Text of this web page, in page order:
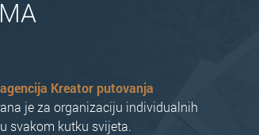
Kreator putovanja
je za organizaciju individualnih
svakom kutku svijeta.